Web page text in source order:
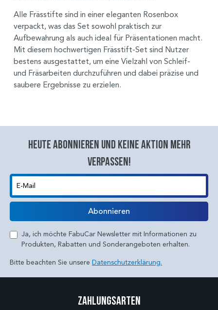
Alle Frässtifte sind in einer eleganten Rosenbox
verpackt, was das Set sowohl praktisch zur
Aufbewahrung als auch ideal für Präsentationen macht.
Mit diesem hochwertigen Frässtift-Set sind Nutzer
bestens ausgestattet, um eine Vielzahl von Schleif-
und Fräsarbeiten durchzuführen und dabei präzise und
saubere Ergebnisse zu erzielen.
Heute abonnieren und keine aktion mehr
verpassen!
E-Mail
Abonnieren
Ja, ich möchte FabuCar Newsletter mit Informationen zu
Produkten, Rabatten und Sonderangeboten erhalten.
Bitte beachten Sie unsere Datenschutzerklärung.
Zahlungsarten